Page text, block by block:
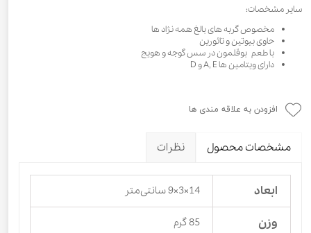
سایر مشخصات:
مخصوص گربه های بالغ همه نژاد ها
حاوی بیوتین و تائورین
با طعم بوقلمون در سس گوجه و هویج
دارای ویتامین ها A, E و D
افزودن به علاقه مندی ها
مشخصات محصول نظرات
ابعاد 14×3×9 سانتی‌متر
وزن 85 گرم